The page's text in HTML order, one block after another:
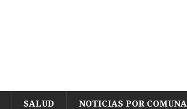
SALUD NOTICIAS POR COMUNA